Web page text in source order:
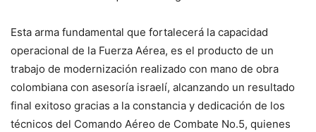
Esta arma fundamental que fortalecerá la capacidad
operacional de la Fuerza Aérea, es el producto de un
trabajo de modernización realizado con mano de obra
colombiana con asesoría israelí, alcanzando un resultado
final exitoso gracias a la constancia y dedicación de los
técnicos del Comando Aéreo de Combate No.5, quienes